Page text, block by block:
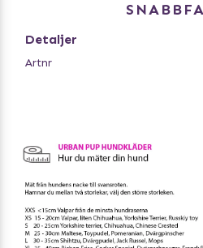
Detaljer
Artnr